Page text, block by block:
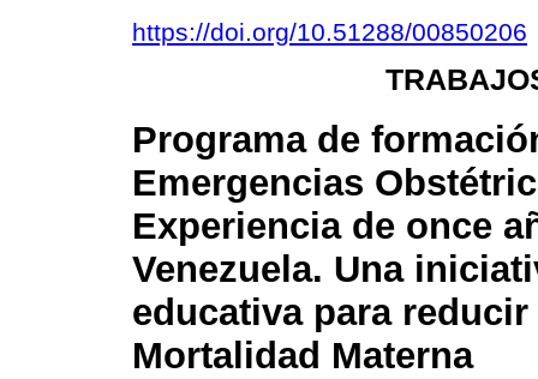
https://doi.org/10.51288/00850206
Programa de
Emergencias
Experiencia de once
Venezuela. Una
educativa para reducir
Mortalidad Materna